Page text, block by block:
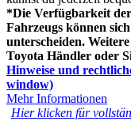
*Die Verfügbarkeit
Fahrzeugs können
unterscheiden.
Toyota Händler oder
Hinweise und
window)
Mehr Informationen
Hier klicken für